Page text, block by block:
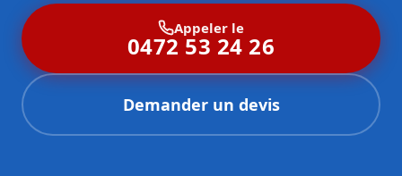
Appeler le
0472 53 24 26
Demander un devis